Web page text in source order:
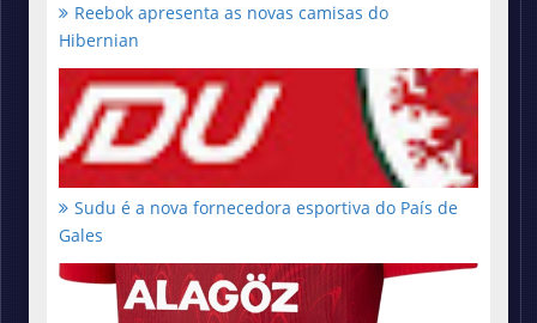
Reebok apresenta as novas camisas do
Hibernian
Sudu é a nova fornecedora esportiva do País de
Gales